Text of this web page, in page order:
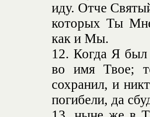
иду. Отче
которых Ты
как и Мы.
12. Когда Я
во имя Твое;
сохранил, и
погибели, да